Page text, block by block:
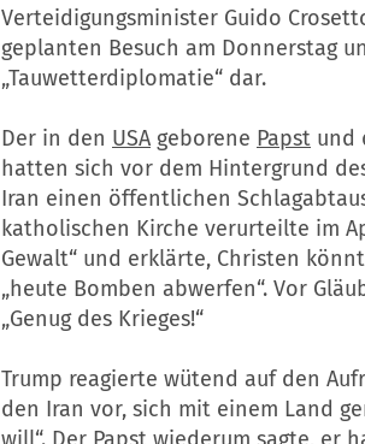
Verteidigungsminister Guido
geplanten Besuch am Donnerstag
„Tauwetterdiplomatie“ dar.
Der in den USA geborene Papst und
hatten sich vor dem Hintergrund
Iran einen öffentlichen
katholischen Kirche verurteilte im
Gewalt“ und erklärte, Christen
„heute Bomben abwerfen“. Vor
„Genug des Krieges!“
Trump reagierte wütend auf den
den Iran vor, sich mit einem Land